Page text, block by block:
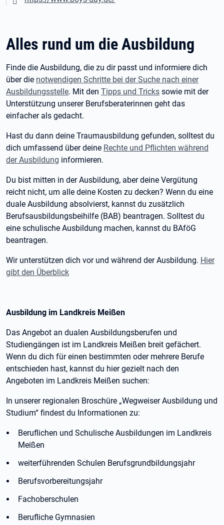
Alles rund um die Ausbildung
Finde die Ausbildung, die zu dir passt und informiere dich
über die notwendigen Schritte bei der Suche nach einer
Ausbildungsstelle. Mit den Tipps und Tricks sowie mit der
Unterstützung unserer Berufsberaterinnen geht das
einfacher als gedacht.
Hast du dann deine Traumausbildung gefunden, solltest du
dich umfassend über deine Rechte und Pflichten während
der Ausbildung informieren.
Du bist mitten in der Ausbildung, aber deine Vergütung
reicht nicht, um alle deine Kosten zu decken? Wenn du eine
duale Ausbildung absolvierst, kannst du zusätzlich
Berufsausbildungsbeihilfe (BAB) beantragen. Solltest du
eine schulische Ausbildung machen, kannst du BAföG
beantragen.
Wir unterstützen dich vor und während der Ausbildung. Hier
gibt den Überblick
Ausbildung im Landkreis Meißen
Das Angebot an dualen Ausbildungsberufen und
Studiengängen ist im Landkreis Meißen breit gefächert.
Wenn du dich für einen bestimmten oder mehrere Berufe
entschieden hast, kannst du hier gezielt nach den
Angeboten im Landkreis Meißen suchen:
In unserer regionalen Broschüre „Wegweiser Ausbildung und
Studium“ findest du Informationen zu:
Beruflichen und Schulische Ausbildungen im Landkreis
Meißen
weiterführenden Schulen Berufsgrundbildungsjahr
Berufsvorbereitungsjahr
Fachoberschulen
Berufliche Gymnasien